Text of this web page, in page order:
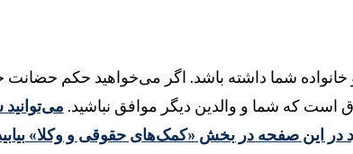
خانواده شما داشته باشد. اگر می‌خواهید حکم حضانت
است که شما و والدین دیگر موافق نباشید. می‌توانید
این صفحه در بخش «کمک‌های حقوقی و وکلا»